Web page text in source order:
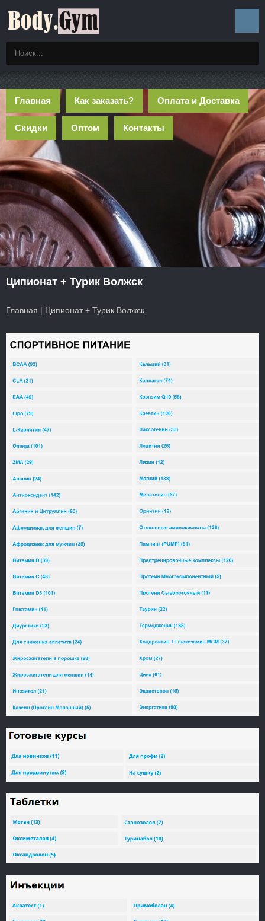
Главная Как заказать? Оплата и Доставка
Скидки Оптом Контакты
Ципионат + Турик Волжск
Главная | Ципионат + Турик Волжск